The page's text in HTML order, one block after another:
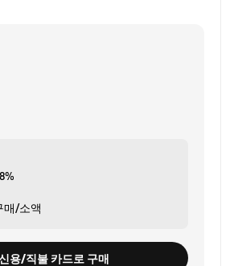
매/소액
용/직불 카드로 구매